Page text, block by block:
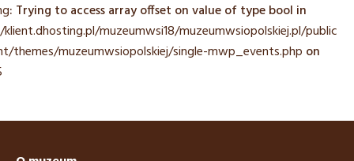
: Trying to access array offset on value of type bool in
muzeumwsi18/muzeumwsiopolskiej.pl/
themes/muzeumwsiopolskiej/single-mwp_events.php on